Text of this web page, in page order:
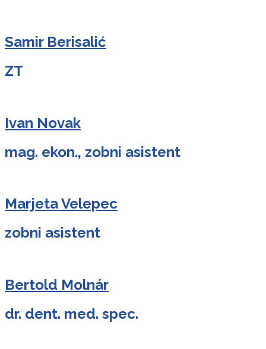
Samir Berisalić
ZT
Ivan Novak
mag. ekon., zobni asistent
Marjeta Velepec
zobni asistent
Bertold Molnár
dr. dent. med. spec.